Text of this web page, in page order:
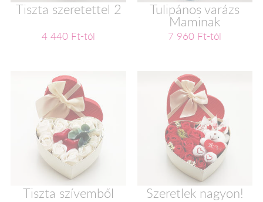
Tiszta szeretettel 2
4 440 Ft-tól
Tulipános varázs
Maminak
7 960 Ft-tól
Tiszta szívemből Szeretlek nagyon!